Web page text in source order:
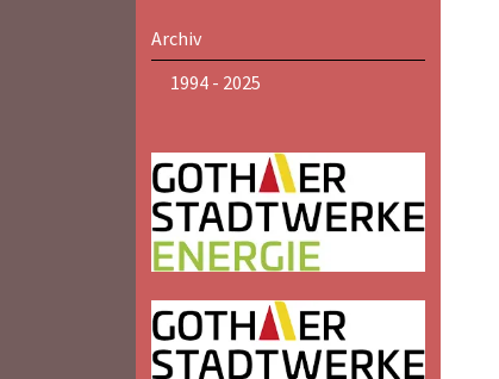
Archiv
1994 - 2025